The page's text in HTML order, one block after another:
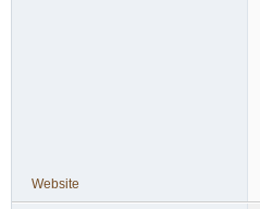
Website